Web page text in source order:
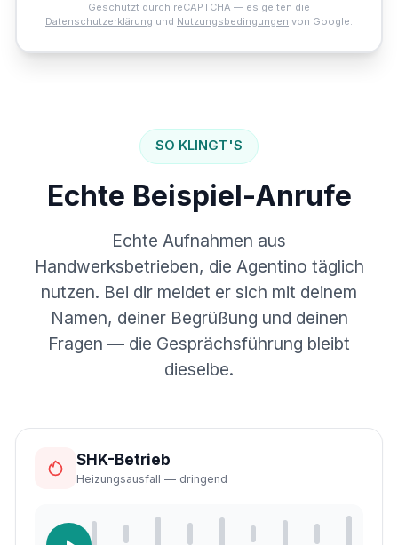
Geschützt durch reCAPTCHA — es gelten die
Datenschutzerklärung und Nutzungsbedingungen von Google.
SO KLINGT'S
Echte Beispiel-Anrufe
Echte Aufnahmen aus
Handwerksbetrieben, die Agentino täglich
nutzen. Bei dir meldet er sich mit deinem
Namen, deiner Begrüßung und deinen
Fragen — die Gesprächsführung bleibt
dieselbe.
SHK-Betrieb
Heizungsausfall — dringend